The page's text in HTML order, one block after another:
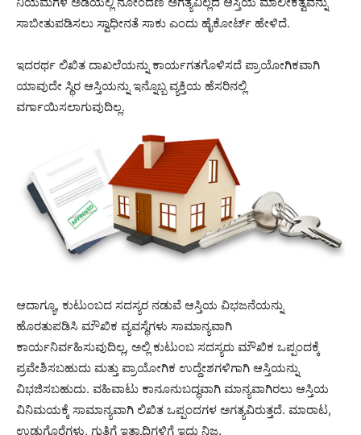
ಸಾಬೀತುಪಡಿಸಲು ಸ್ವಾಧೀನತೆ ಸಾಕು ಎಂದು ಹೈಕೋರ್ಟ್ ಹೇಳಿದೆ.
ಇದರರ್ಥ ಲಿಖಿತ ದಾಖಲೆಯನ್ನು ಕಾರ್ಯಗತಗೊಳಿಸದೆ ಪ್ರಾಯೋಗಿಕವಾಗಿ
ಯಾವುದೇ ಸ್ಥಿರ ಆಸ್ತಿಯನ್ನು ಇನ್ನೊಬ್ಬ ವ್ಯಕ್ತಿಯ ಹೆಸರಿನಲ್ಲಿ
ವರ್ಗಾಯಿಸಲಾಗುವುದಿಲ್ಲ.
ಆದಾಗ್ಯೂ, ಕುಟುಂಬದ ಸದಸ್ಯರ ನಡುವೆ ಆಸ್ತಿಯ ವಿಭಜನೆಯನ್ನು
ಹೊರತುಪಡಿಸಿ ಮೌಖಿಕ ವ್ಯವಸ್ಥೆಗಳು ಸಾಮಾನ್ಯವಾಗಿ
ಕಾರ್ಯನಿರ್ವಹಿಸುವುದಿಲ್ಲ, ಅಲ್ಲಿ ಕುಟುಂಬ ಸದಸ್ಯರು ಮೌಖಿಕ ಒಪ್ಪಂದಕ್ಕೆ
ಪ್ರವೇಶಿಸಬಹುದು ಮತ್ತು ಪ್ರಾಯೋಗಿಕ ಉದ್ದೇಶಗಳಿಗಾಗಿ ಆಸ್ತಿಯನ್ನು
ವಿಭಜಿಸಬಹುದು. ವಹಿವಾಟು ಕಾನೂನುಬದ್ಧವಾಗಿ ಮಾನ್ಯವಾಗಿರಲು ಆಸ್ತಿಯ
ವಿನಿಮಯಕ್ಕೆ ಸಾಮಾನ್ಯವಾಗಿ ಲಿಖಿತ ಒಪ್ಪಂದಗಳ ಅಗತ್ಯವಿರುತ್ತದೆ. ಮಾರಾಟ,
ಉಡುಗೊರೆಗಳು, ಗುತ್ತಿಗೆ ಇತ್ಯಾದಿಗಳಿಗೆ ಇದು ನಿಜ.